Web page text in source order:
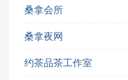
桑拿会所
桑拿夜网
约茶品茶工作室